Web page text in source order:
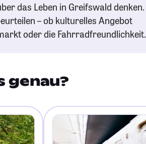
das Leben in Greifswald denken.
– ob kulturelles Angebot
oder die Fahrradfreundlichkeit.
genau?